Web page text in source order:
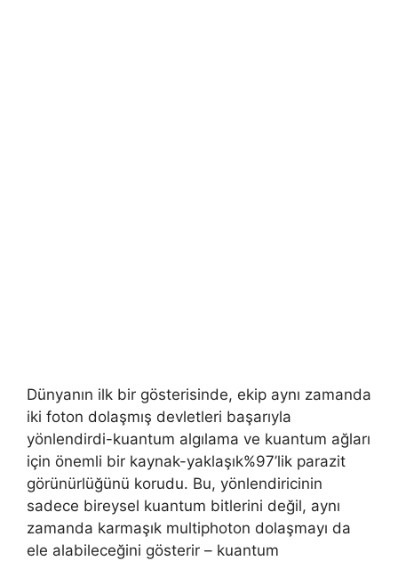
Dünyanın ilk bir gösterisinde, ekip aynı zamanda
iki foton dolaşmış devletleri başarıyla
yönlendirdi-kuantum algılama ve kuantum ağları
için önemli bir kaynak-yaklaşık%97’lik parazit
görünürlüğünü korudu. Bu, yönlendiricinin
sadece bireysel kuantum bitlerini değil, aynı
zamanda karmaşık multiphoton dolaşmayı da
ele alabileceğini gösterir – kuantum